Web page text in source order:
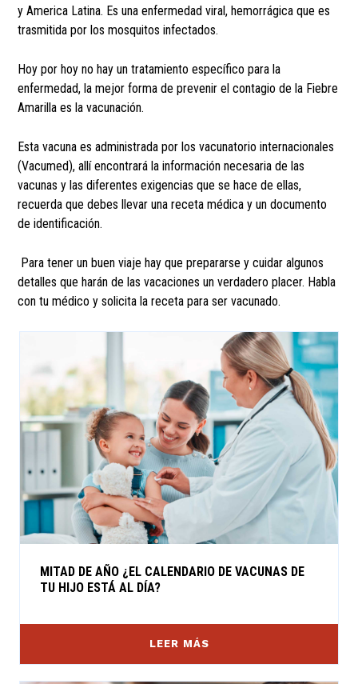
y America Latina. Es una enfermedad viral, hemorrágica que es
trasmitida por los mosquitos infectados.
Hoy por hoy no hay un tratamiento específico para la
enfermedad, la mejor forma de prevenir el contagio de la Fiebre
Amarilla es la vacunación.
Esta vacuna es administrada por los vacunatorio internacionales
(Vacumed), allí encontrará la información necesaria de las
vacunas y las diferentes exigencias que se hace de ellas,
recuerda que debes llevar una receta médica y un documento
de identificación.
Para tener un buen viaje hay que prepararse y cuidar algunos
detalles que harán de las vacaciones un verdadero placer. Habla
con tu médico y solicita la receta para ser vacunado.
MITAD DE AÑO ¿EL CALENDARIO DE VACUNAS DE
TU HIJO ESTÁ AL DÍA?
LEER MÁS